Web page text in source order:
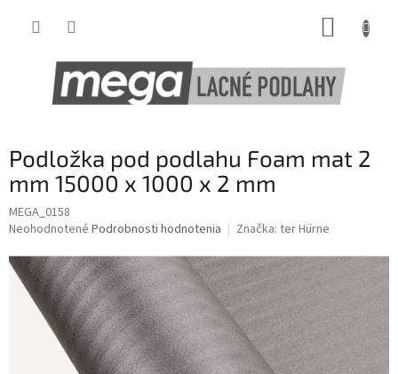
Podložka pod podlahu Foam mat 2
mm 15000 x 1000 x 2 mm
MEGA_0158
Priemerné
produktu
je
hviezdičiek.
Neohodnotené Podrobnosti hodnotenia Značka: ter Hürne